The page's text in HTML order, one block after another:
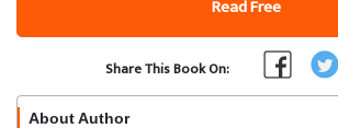
Read Free
Share This Book On:
About Author